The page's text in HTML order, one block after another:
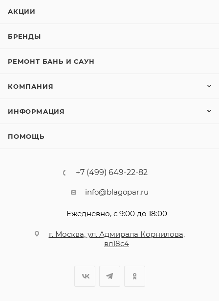
АКЦИИ
БРЕНДЫ
РЕМОНТ БАНЬ И САУН
КОМПАНИЯ
ИНФОРМАЦИЯ
ПОМОЩЬ
+7 (499) 649-22-82
info@blagopar.ru
Ежедневно, с 9:00 до 18:00
г. Москва, ул. Адмирала Корнилова,
вл18с4